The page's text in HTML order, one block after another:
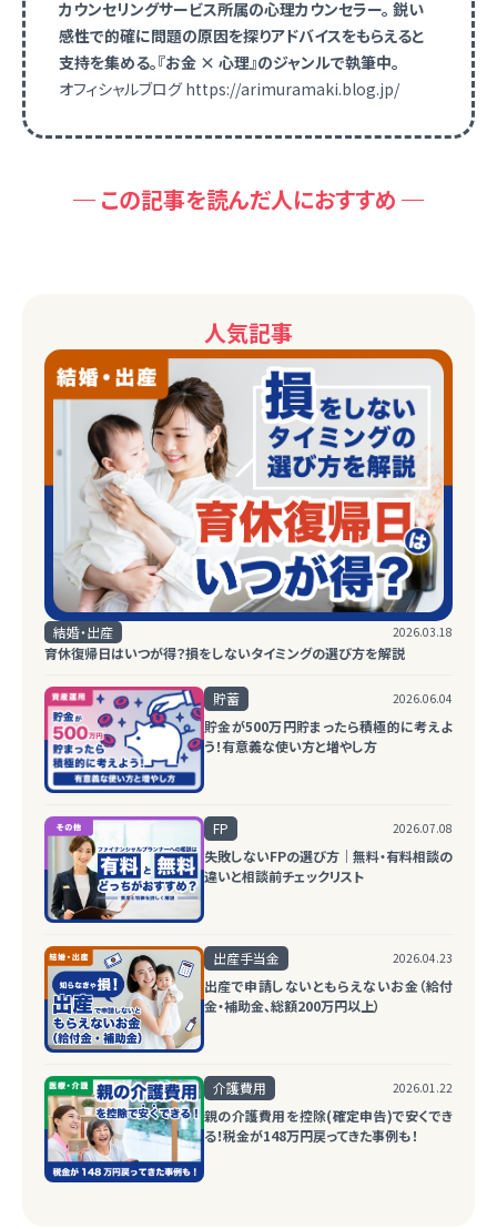
カウンセリングサービス所属の心理カウンセラー。 鋭い
感性で的確に問題の原因を探りアドバイスをもらえると
支持を集める。『お金 × 心理』のジャンルで執筆中。
オフィシャルブログ https://arimuramaki.blog.jp/
この記事を読んだ人におすすめ
人気記事
結婚・出産 2026.03.18
育休復帰日はいつが得？損をしないタイミングの選び方を解説
貯蓄 2026.06.04
貯金が500万円貯まったら積極的に考えよ
う！有意義な使い方と増やし方
FP 2026.07.08
失敗しないFPの選び方｜無料・有料相談の
違いと相談前チェックリスト
出産手当金 2026.04.23
出産で申請しないともらえないお金（給付
金・補助金、総額200万円以上）
介護費用 2026.01.22
親の介護費用を控除(確定申告)で安くでき
る！税金が148万円戻ってきた事例も！